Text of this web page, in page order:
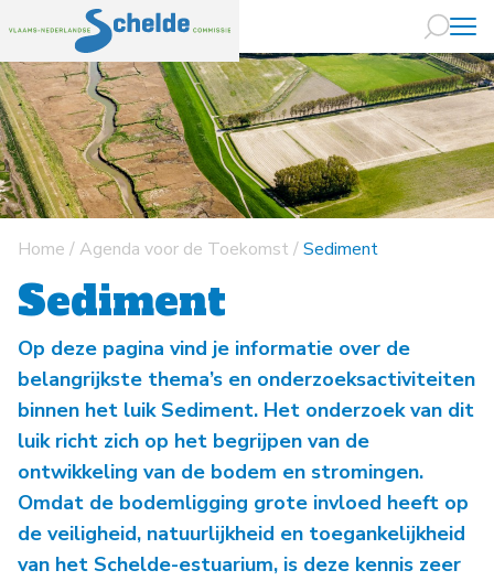
Naar
Home /Agenda voor de Toekomst /Sediment
Sediment
Op deze pagina vind je informatie over de
belangrijkste thema’s en onderzoeksactiviteiten
binnen het luik Sediment. Het onderzoek van dit
luik richt zich op het begrijpen van de
ontwikkeling van de bodem en stromingen.
Omdat de bodemligging grote invloed heeft op
de veiligheid, natuurlijkheid en toegankelijkheid
van het Schelde-estuarium, is deze kennis zeer